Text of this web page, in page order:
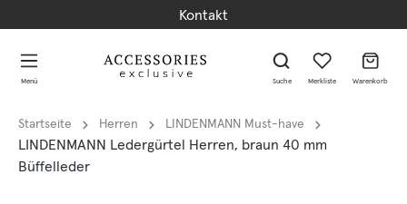
Kontakt
Menü Suche Merkliste Warenkorb
Startseite Herren LINDENMANN Must-have
LINDENMANN Ledergürtel Herren, braun 40 mm
Büffelleder